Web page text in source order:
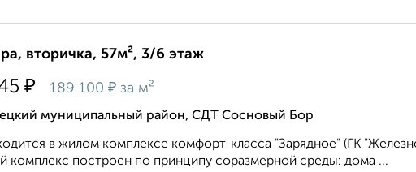
вторичка, 57м², 3/6 этаж
₽ 189 100 ₽ за м²
муниципальный район, СДТ Сосновый Бор
в жилом комплексе комфорт-класса "Зарядное" (ГК
комплекс построен по принципу соразмерной среды: дома ...